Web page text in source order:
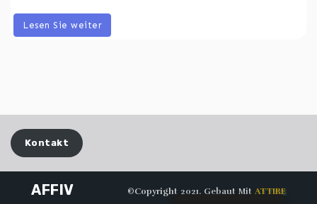
Lesen Sie weiter
Kontakt
AFFIV ©Copyright 2021. Gebaut Mit ATTIRE